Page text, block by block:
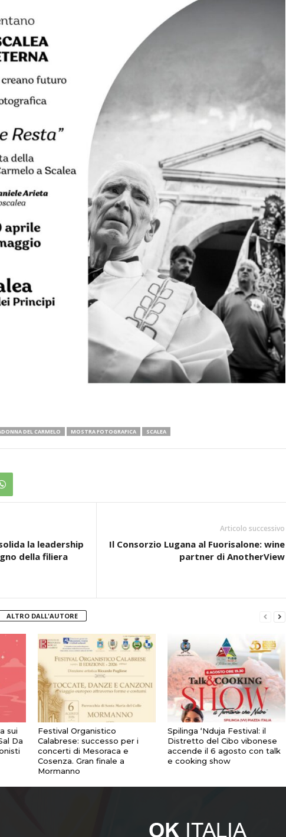
DEL CARMELO MOSTRA FOTOGRAFICA SCALEA
la leadership
della filiera
Articolo successivo
Il Consorzio Lugana al Fuorisalone: wine
partner di AnotherView
ALTRO DALL'AUTORE
sui
Da
Festival Organistico
Calabrese: successo per i
concerti di Mesoraca e
Cosenza. Gran finale a
Mormanno
Spilinga ‘Nduja Festival: il
Distretto del Cibo vibonese
accende il 6 agosto con talk
e cooking show